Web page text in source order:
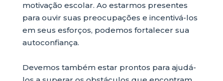
motivação escolar. Ao estarmos presentes
para ouvir suas preocupações e incentivá-los
em seus esforços, podemos fortalecer sua
autoconfiança.
Devemos também estar prontos para ajudá-